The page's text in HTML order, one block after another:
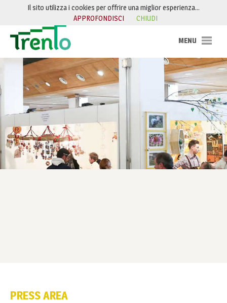
Salta al contenuto
PRESS AREA
Il sito utilizza i cookies per offrire una miglior esperienza…
APPROFONDISCI
CHIUDI